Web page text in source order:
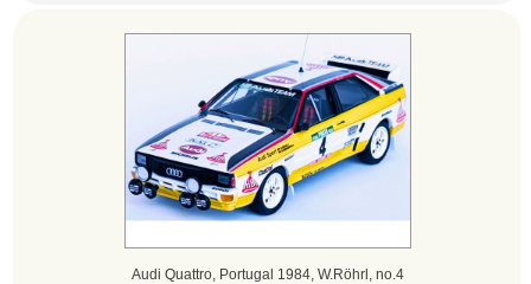
Audi Quattro, Portugal 1984, W.Röhrl, no.4